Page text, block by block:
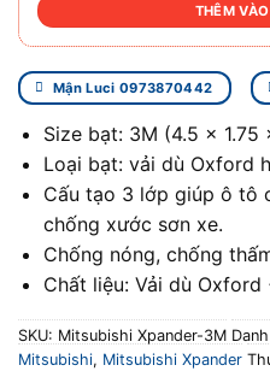
THÊM
Mận Luci 0973870442
Size bạt: 3M (4.5 x 1.75
Loại bạt: vải dù Oxford
Cấu tạo 3 lớp giúp ô tô
chống xước sơn xe.
Chống nóng, chống
Chất liệu: Vải dù
SKU: Mitsubishi Xpander-3M
Mitsubishi, Mitsubishi Xpander